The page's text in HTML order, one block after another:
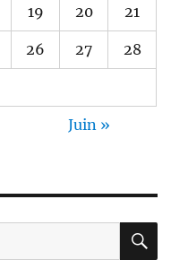
19 20 21
26 27 28
Juin »